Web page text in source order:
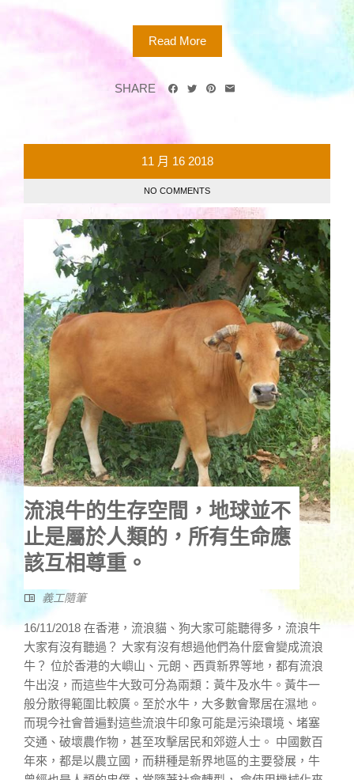
Read More
SHARE
11 月 16 2018
NO COMMENTS
流浪牛的生存空間，地球並不
止是屬於人類的，所有生命應
該互相尊重。
義工隨筆
16/11/2018 在香港，流浪貓、狗大家可能聽得多，流浪牛
大家有沒有聽過？ 大家有沒有想過他們為什麼會變成流浪
牛？ 位於香港的大嶼山、元朗、西貢新界等地，都有流浪
牛出沒，而這些牛大致可分為兩類：黃牛及水牛。黃牛一
般分散得範圍比較廣。至於水牛，大多數會聚居在濕地。
而現今社會普遍對這些流浪牛印象可能是污染環境、堵塞
交通、破壞農作物，甚至攻擊居民和郊遊人士。 中國數百
年來，都是以農立國，而耕種是新界地區的主要發展，牛